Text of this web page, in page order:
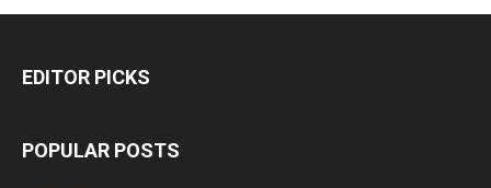
EDITOR PICKS
POPULAR POSTS